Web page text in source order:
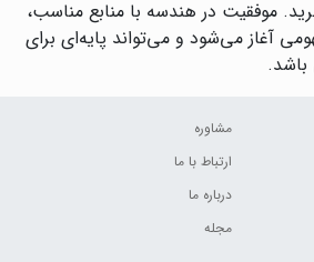
موفقیت در هندسه با منابع مناسب،
آغاز می‌شود و می‌تواند پایه‌ای برای
مشاوره
ارتباط با ما
درباره ما
مجله